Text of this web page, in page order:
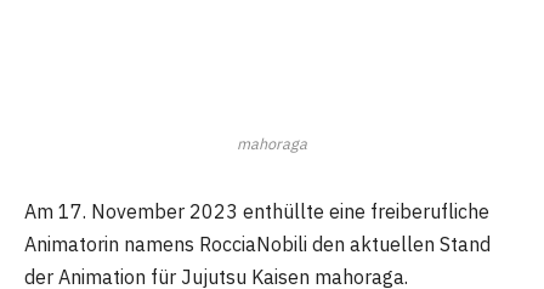
mahoraga
Am 17. November 2023 enthüllte eine freiberufliche
Animatorin namens RocciaNobili den aktuellen Stand
der Animation für Jujutsu Kaisen mahoraga.